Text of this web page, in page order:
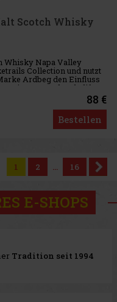
Scotch Whisky
Whisky Napa Valley
Collection und nutzt
Ardbeg den Einfluss
aus dem kalifor
88 €
Bestellen
1 2 ... 16
E-SHOPS
Tradition seit 1994